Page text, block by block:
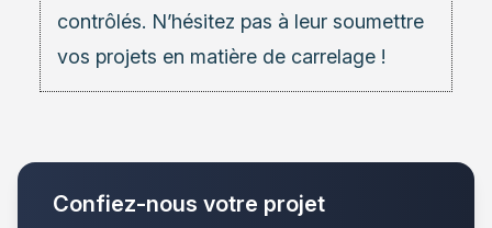
contrôlés. N’hésitez pas à leur soumettre
vos projets en matière de carrelage !
Confiez-nous votre projet